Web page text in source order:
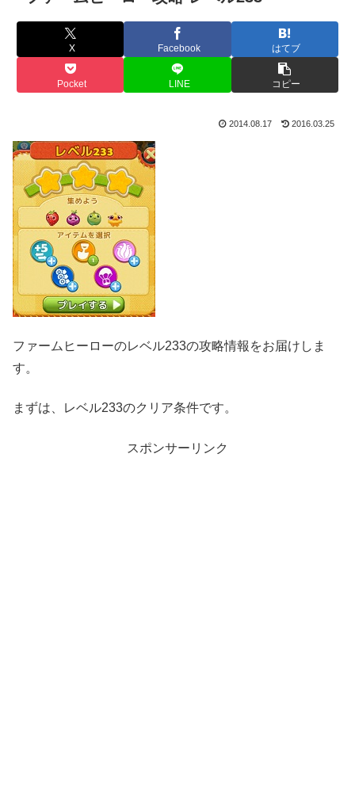
X Facebook はてブ
Pocket LINE コピー
2014.08.17 2016.03.25
ファームヒーローのレベル233の攻略情報をお届けしま
す。
まずは、レベル233のクリア条件です。
スポンサーリンク